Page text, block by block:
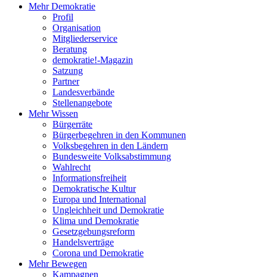
Mehr Demokratie
Profil
Organisation
Mitgliederservice
Beratung
demokratie!-Magazin
Satzung
Partner
Landesverbände
Stellenangebote
Mehr Wissen
Bürgerräte
Bürgerbegehren in den Kommunen
Volksbegehren in den Ländern
Bundesweite Volksabstimmung
Wahlrecht
Informationsfreiheit
Demokratische Kultur
Europa und International
Ungleichheit und Demokratie
Klima und Demokratie
Gesetzgebungsreform
Handelsverträge
Corona und Demokratie
Mehr Bewegen
Kampagnen